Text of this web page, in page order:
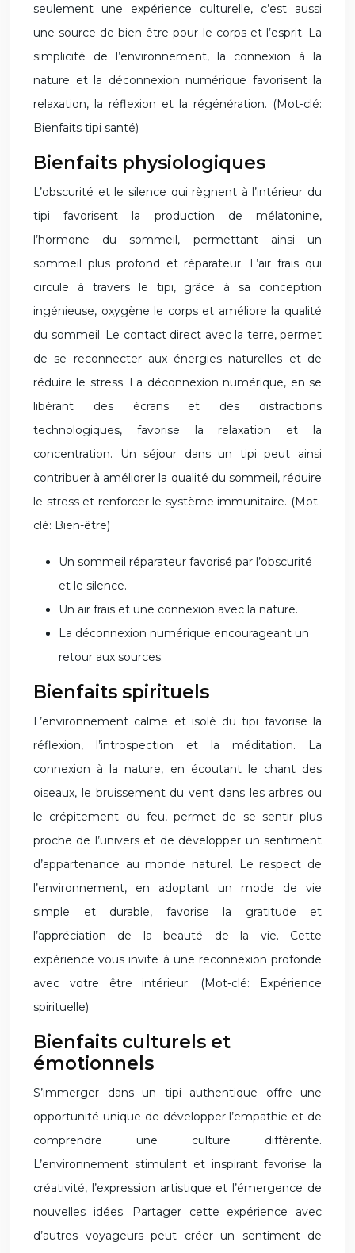
seulement une expérience culturelle, c’est aussi
une source de bien-être pour le corps et l’esprit. La
simplicité de l’environnement, la connexion à la
nature et la déconnexion numérique favorisent la
relaxation, la réflexion et la régénération. (Mot-clé:
Bienfaits tipi santé)
Bienfaits physiologiques
L’obscurité et le silence qui règnent à l’intérieur du
tipi favorisent la production de mélatonine,
l’hormone du sommeil, permettant ainsi un
sommeil plus profond et réparateur. L’air frais qui
circule à travers le tipi, grâce à sa conception
ingénieuse, oxygène le corps et améliore la qualité
du sommeil. Le contact direct avec la terre, permet
de se reconnecter aux énergies naturelles et de
réduire le stress. La déconnexion numérique, en se
libérant des écrans et des distractions
technologiques, favorise la relaxation et la
concentration. Un séjour dans un tipi peut ainsi
contribuer à améliorer la qualité du sommeil, réduire
le stress et renforcer le système immunitaire. (Mot-
clé: Bien-être)
Un sommeil réparateur favorisé par l’obscurité
et le silence.
Un air frais et une connexion avec la nature.
La déconnexion numérique encourageant un
retour aux sources.
Bienfaits spirituels
L’environnement calme et isolé du tipi favorise la
réflexion, l’introspection et la méditation. La
connexion à la nature, en écoutant le chant des
oiseaux, le bruissement du vent dans les arbres ou
le crépitement du feu, permet de se sentir plus
proche de l’univers et de développer un sentiment
d’appartenance au monde naturel. Le respect de
l’environnement, en adoptant un mode de vie
simple et durable, favorise la gratitude et
l’appréciation de la beauté de la vie. Cette
expérience vous invite à une reconnexion profonde
avec votre être intérieur. (Mot-clé: Expérience
spirituelle)
Bienfaits culturels et
émotionnels
S’immerger dans un tipi authentique offre une
opportunité unique de développer l’empathie et de
comprendre une culture différente.
L’environnement stimulant et inspirant favorise la
créativité, l’expression artistique et l’émergence de
nouvelles idées. Partager cette expérience avec
d’autres voyageurs peut créer un sentiment de